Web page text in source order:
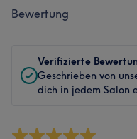
Bewertung
Verifizierte
Geschrieben von
dich in jedem Salon